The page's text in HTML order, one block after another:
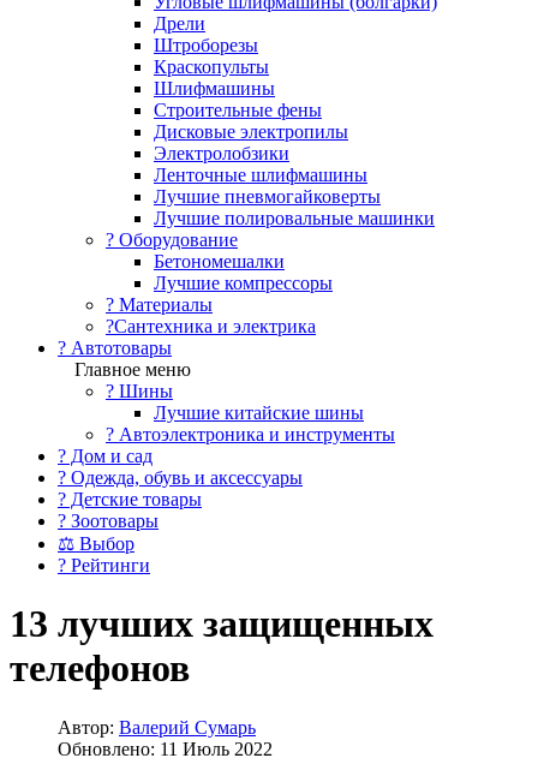
Дрели
Штроборезы
Краскопульты
Шлифмашины
Строительные фены
Дисковые электропилы
Электролобзики
Ленточные шлифмашины
Лучшие пневмогайковерты
Лучшие полировальные машинки
?️ Оборудование
Бетономешалки
Лучшие компрессоры
? Материалы
?Сантехника и электрика
? Автотовары
Главное меню
? Шины
Лучшие китайские шины
? Автоэлектроника и инструменты
? Дом и сад
? Одежда, обувь и аксессуары
? Детские товары
? Зоотовары
⚖ Выбор
? Рейтинги
13 лучших защищенных
телефонов
Автор: Валерий Сумарь
Обновлено: 11 Июль 2022